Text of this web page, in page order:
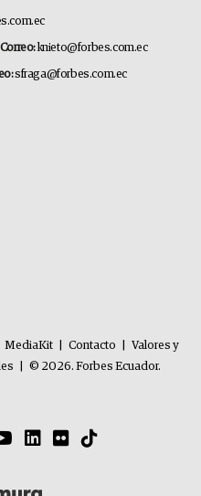
| Correo:knieto@forbes.com.ec
sfraga@forbes.com.ec
MediaKit Contacto
Valores y
© 2026. Forbes Ecuador.